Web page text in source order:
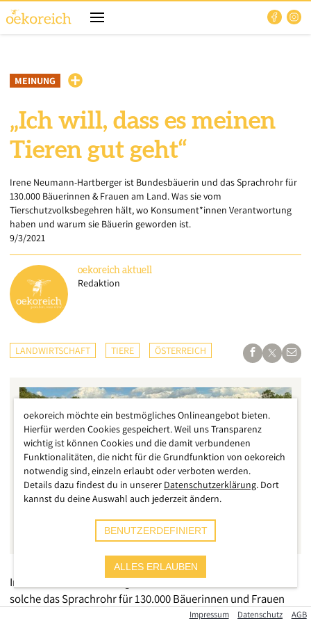
MEINUNG
„Ich will, dass es meinen
Tieren gut geht“
Irene Neumann-Hartberger ist Bundesbäuerin und das Sprachrohr für
130.000 Bäuerinnen & Frauen am Land. Was sie vom
Tierschutzvolksbegehren hält, wo Konsument*innen Verantwortung
haben und warum sie Bäuerin geworden ist.
9/3/2021
oekoreich aktuell
Redaktion
LANDWIRTSCHAFT TIERE ÖSTERREICH
Irene Neumann-Hartberger ist Bundesbäuerin und also
solche das Sprachrohr für 130.000 Bäuerinnen und Frauen
am Land. Im Interview mit oekoreich erzählt sie, was sie vom
Impressum Datenschutz AGB
oekoreich möchte ein bestmögliches Onlineangebot bieten.
Hierfür werden Cookies gespeichert. Weil uns Transparenz
wichtig ist können Cookies und die damit verbundenen
Funktionalitäten, die nicht für die Grundfunktion von oekoreich
notwendig sind, einzeln erlaubt oder verboten werden.
Details dazu findest du in unserer Datenschutzerklärung. Dort
kannst du deine Auswahl auch jederzeit ändern.
BENUTZERDEFINIERT
ALLES ERLAUBEN